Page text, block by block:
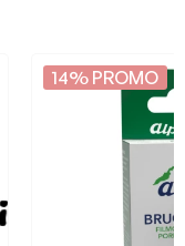
14% PROMO